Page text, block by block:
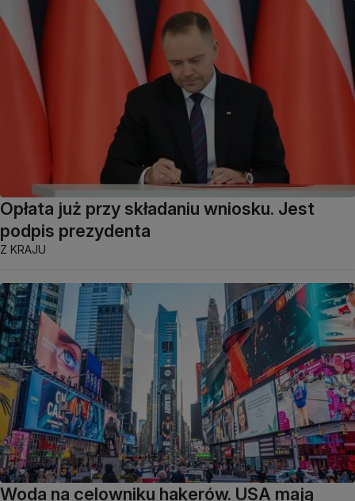
Opłata już przy składaniu wniosku. Jest
podpis prezydenta
Z KRAJU
Woda na celowniku hakerów. USA mają